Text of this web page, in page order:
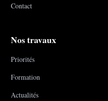
Contact
Nos travaux
Priorités
Formation
Actualités